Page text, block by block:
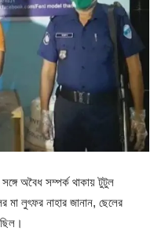
সঙ্গে অবৈধ সম্পর্ক থাকায় টুটুল
মা লুৎফর নাহার জানান, ছেলের